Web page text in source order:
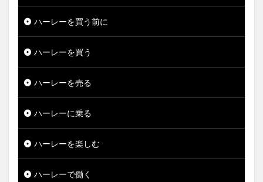
ハーレーを買う前に
ハーレーを買う
ハーレーを売る
ハーレーに乗る
ハーレーを楽しむ
ハーレーで働く